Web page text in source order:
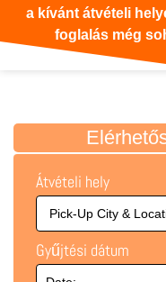
a kívánt átvételi
foglalás még
Átvételi hely
Gyűjtési dátum